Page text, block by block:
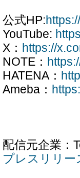
公式HP:
YouTube:
X： https://
NOTE：
HATENA：
Ameba：
配信元企業：
プレスリリー